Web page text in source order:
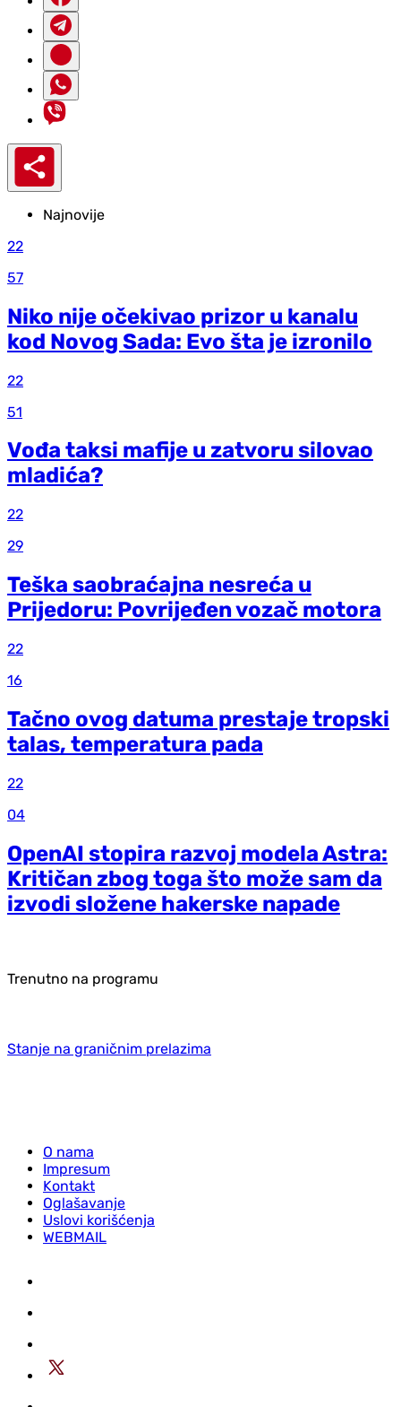
Najnovije
22
57
Niko nije očekivao prizor u kanalu
kod Novog Sada: Evo šta je izronilo
22
51
Vođa taksi mafije u zatvoru silovao
mladića?
22
29
Teška saobraćajna nesreća u
Prijedoru: Povrijeđen vozač motora
22
16
Tačno ovog datuma prestaje tropski
talas, temperatura pada
22
04
OpenAI stopira razvoj modela Astra:
Kritičan zbog toga što može sam da
izvodi složene hakerske napade
Trenutno na programu
Stanje na graničnim prelazima
O nama
Impresum
Kontakt
Oglašavanje
Uslovi korišćenja
WEBMAIL